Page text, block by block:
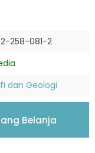
258-081-2
dan Geologi
Belanja